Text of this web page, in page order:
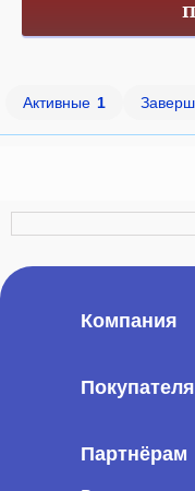
Активные 1
Компания
Партнёрам